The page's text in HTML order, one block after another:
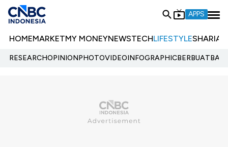
APPS
HOMEMARKETMY MONEYNEWSTECHLIFESTYLESHARIA
RESEARCHOPINIONPHOTOVIDEOINFOGRAPHIC